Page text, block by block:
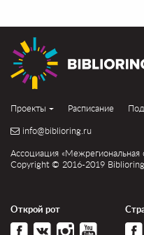
Проекты Расписание
info@biblioring.ru
Ассоциация «Межрегиональная
Copyright © 2016-2019
Открой рот